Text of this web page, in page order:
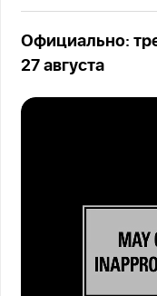
Официально:
27 августа